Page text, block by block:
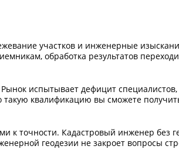
участков и инженерные
обработка результатов
испытывает дефицит
квалификацию вы сможете
к точности. Кадастровый инженер без
геодезии не закроет вопросы